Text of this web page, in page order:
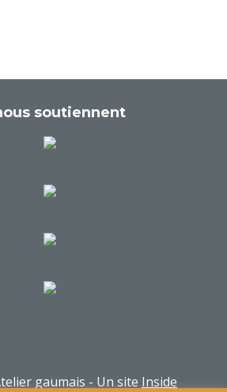
soutiennent
gaumais - Un site Inside